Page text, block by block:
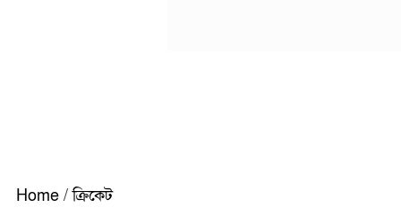
Home / ক্রিকেট